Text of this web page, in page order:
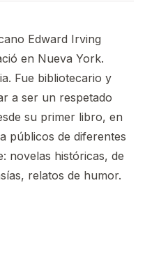
Edward Irving
en Nueva York.
Fue bibliotecario y
a ser un respetado
su primer libro, en
públicos de diferentes
novelas históricas, de
relatos de humor.